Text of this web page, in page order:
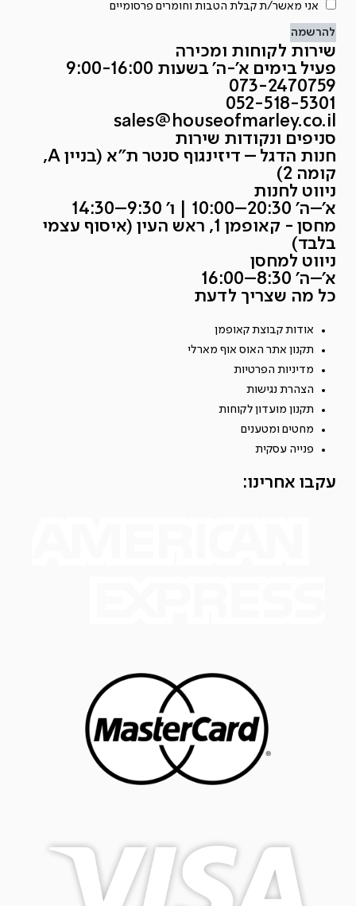
אני מאשר/ת קבלת הטבות וחומרים פרסומיים
להרשמה
שירות לקוחות ומכירה
פעיל בימים א'-ה' בשעות 9:00-16:00
073-2470759
052-518-5301
sales@houseofmarley.co.il
סניפים ונקודות שירות
חנות הדגל – דיזינגוף סנטר ת״א (בניין A,
קומה 2)
ניווט לחנות
א׳–ה׳ 20:30–10:00 | ו׳ 9:30–14:30
מחסן - קאופמן 1, ראש העין (איסוף עצמי
בלבד)
ניווט למחסן
א׳–ה׳ 8:30–16:00
כל מה שצריך לדעת
אודות קבוצת קאופמן
תקנון אתר האוס אוף מארלי
מדיניות הפרטיות
הצהרת נגישות
תקנון מועדון לקוחות
מחטים ומטענים
פנייה עסקית
עקבו אחרינו: